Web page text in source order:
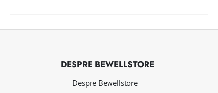
DESPRE BEWELLSTORE
Despre Bewellstore